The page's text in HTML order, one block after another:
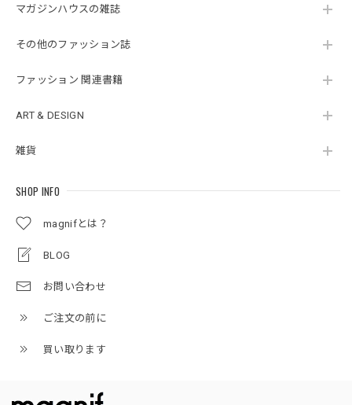
マガジンハウスの雑誌
その他のファッション誌
ファッション 関連書籍
ART & DESIGN
雑貨
SHOP INFO
magnifとは？
BLOG
お問い合わせ
ご注文の前に
買い取ります